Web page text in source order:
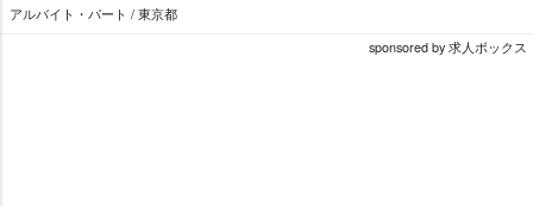
アルバイト・パート / 東京都
sponsored by 求人ボックス